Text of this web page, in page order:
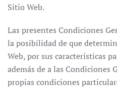
Sitio Web.
Las presentes Condiciones
la posibilidad de que
Web, por sus características
además de a las Condiciones
propias condiciones